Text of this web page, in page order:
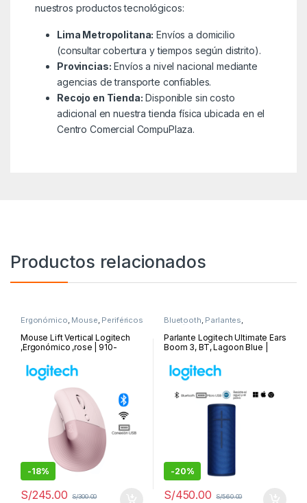
nuestros productos tecnológicos:
Lima Metropolitana: Envíos a domicilio
(consultar cobertura y tiempos según distrito).
Provincias: Envíos a nivel nacional mediante
agencias de transporte confiables.
Recojo en Tienda: Disponible sin costo
adicional en nuestra tienda física ubicada en el
Centro Comercial CompuPlaza.
Productos relacionados
Ergonómico, Mouse, Periféricos
Mouse Lift Vertical Logitech
,Ergonómico ,rose | 910-
-18%
S/245.00 S/300.00
Bluetooth, Parlantes,
Periféricos y Accesorios
Parlante Logitech Ultimate Ears
Boom 3, BT, Lagoon Blue |
-20%
S/450.00 S/560.00